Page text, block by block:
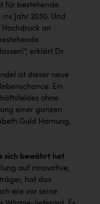
Institute
gmbh
für bestehende
Jahr 2030. Und
an
erklärt Dr.
ist dieser neue
Ein
ohne
einer ganzen
Guld Hornung,
sich bewährt hat
auf innovative,
hat das
wie vor seine